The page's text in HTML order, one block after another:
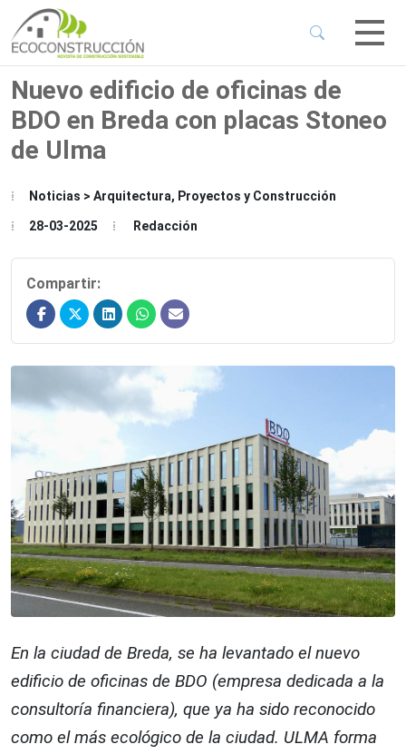
Menu
Menu
Nuevo edificio de oficinas de
BDO en Breda con placas Stoneo
de Ulma
Noticias > Arquitectura, Proyectos y Construcción
28-03-2025 Redacción
Compartir:
En la ciudad de Breda, se ha levantado el nuevo
edificio de oficinas de BDO (empresa dedicada a la
consultoría financiera), que ya ha sido reconocido
como el más ecológico de la ciudad. ULMA forma